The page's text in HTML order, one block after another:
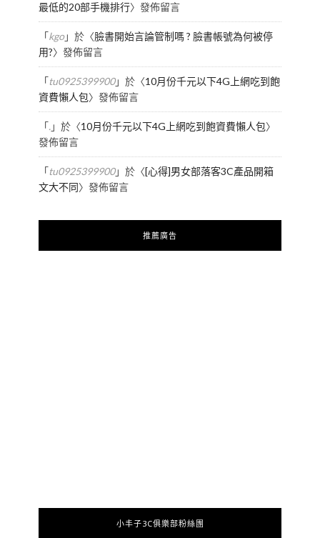
最低的20部手機排行〉發佈留言
「kgo」於〈臉書開始言論管制嗎 ? 臉書帳號為何被停
用?〉發佈留言
「tu0925399900」於〈10月份千元以下4G上網吃到飽
資費懶人包〉發佈留言
「.」於〈10月份千元以下4G上網吃到飽資費懶人包〉
發佈留言
「tu0925399900」於〈[心得]男女部落客3C產品開箱
文大不同〉發佈留言
推薦廣告
小丰子3C俱樂部粉絲團